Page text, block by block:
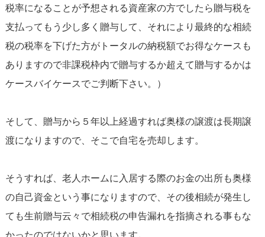
税率になることが予想される資産家の方でしたら贈与税を
支払ってもう少し多く贈与して、それにより最終的な相続
税の税率を下げた方がトータルの納税額でお得なケースも
ありますので非課税枠内で贈与するか超えて贈与するかは
ケースバイケースでご判断下さい。）
そして、贈与から５年以上経過すれば奥様の譲渡は長期譲
渡になりますので、そこで自宅を売却します。
そうすれば、老人ホームに入居する際のお金の出所も奥様
の自己資金という事になりますので、その後相続が発生し
ても生前贈与云々で相続税の申告漏れを指摘される事もな
かったのではないかと思います。